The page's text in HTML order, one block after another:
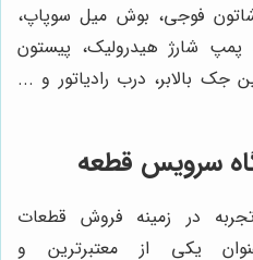
فوجی، بوش میل سوپاپ،
پمپ شارژ هیدرولیک، پیستون
جک بالابر، درب رادیاتور و ...
سرویس قطعه
در زمینه فروش قطعات
یکی از معتبرترین و